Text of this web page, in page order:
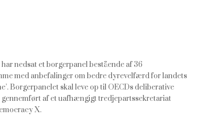
nedsat et borgerpanel bestående af 36
med anbefalinger om bedre dyrevelfærd for landets
Borgerpanelet skal leve op til OECDs deliberative
af et uafhængigt tredjepartssekretariat
X.